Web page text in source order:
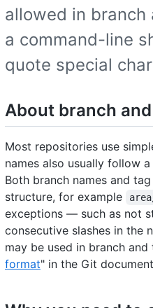
allowed in branch
a command-line
quote special
About branch
Most repositories use
names also usually follow
Both branch names and
structure, for example
exceptions — such as not
consecutive slashes in the
may be used in branch
format" in the Git